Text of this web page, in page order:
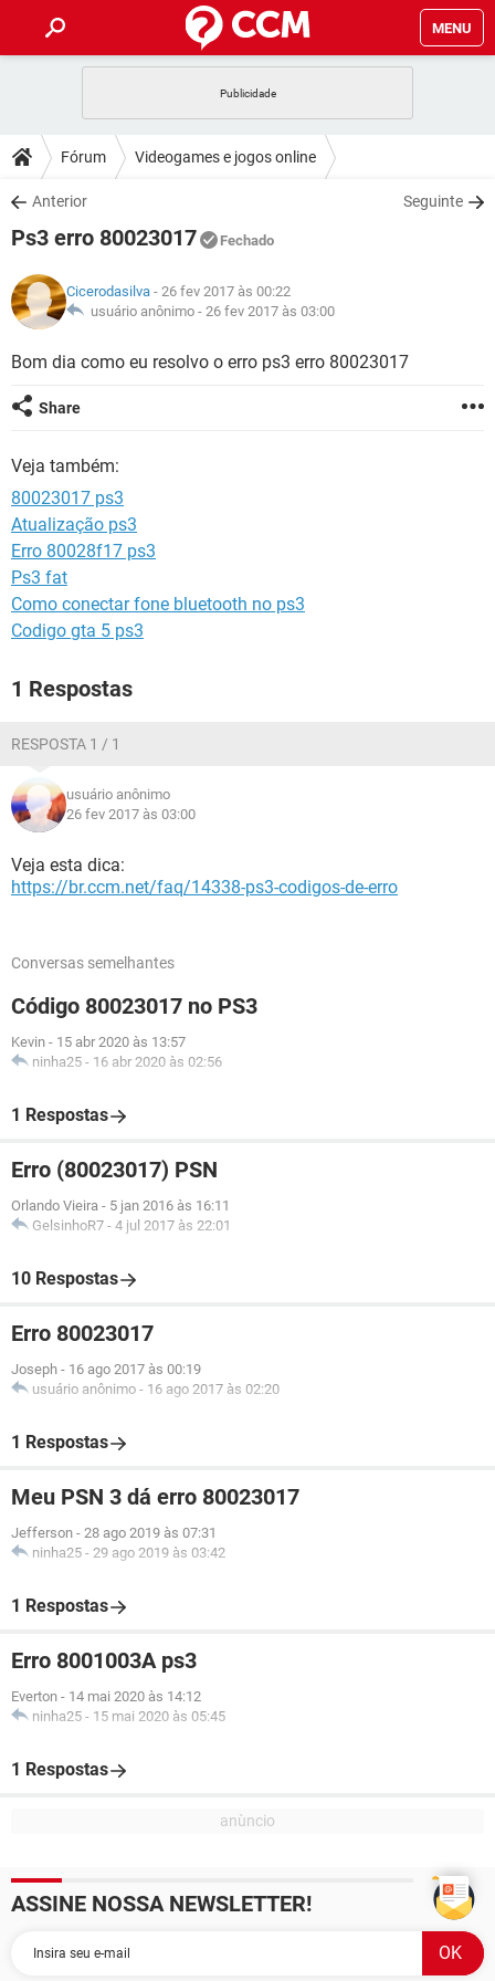
MENU
CELULAR FACEBOOK
OUTLOOK
INSTAGRAM GMAIL
GUIA DE COMPRAS
DICAS
JOGOS WHATSAPP
INSTAGRAM GMAIL
GUIA DE COMPRAS
DOWNLOADS
JOGOS WHATSAPP
CELULAR
OUTLOOK EXCEL
INSTAGRAM GMAIL
JOGOS WHATSAPP
CELULAR
OUTLOOK EXCEL
INSTAGRAM
GLOSSÁRIO
JOGOS WHATSAPP
INSTAGRAM
GUIA DE COMPRAS
Fórum Videogames e jogos online
Anterior Seguinte
Ps3 erro 80023017 Fechado
Cicerodasilva - 26 fev 2017 às 00:22
usuário anônimo - 26 fev 2017 às 03:00
Bom dia como eu resolvo o erro ps3 erro 80023017
Share
Veja também:
80023017 ps3
Atualização ps3
Erro 80028f17 ps3
Ps3 fat
Como conectar fone bluetooth no ps3
Codigo gta 5 ps3
1 Respostas
RESPOSTA 1 / 1
usuário anônimo
26 fev 2017 às 03:00
Veja esta dica:
https://br.ccm.net/faq/14338-ps3-codigos-de-erro
Conversas semelhantes
Código 80023017 no PS3
Kevin - 15 abr 2020 às 13:57
ninha25 - 16 abr 2020 às 02:56
1 Respostas
Erro (80023017) PSN
Orlando Vieira - 5 jan 2016 às 16:11
GelsinhoR7 - 4 jul 2017 às 22:01
10 Respostas
Erro 80023017
Joseph - 16 ago 2017 às 00:19
usuário anônimo - 16 ago 2017 às 02:20
1 Respostas
Meu PSN 3 dá erro 80023017
Jefferson - 28 ago 2019 às 07:31
ninha25 - 29 ago 2019 às 03:42
1 Respostas
Erro 8001003A ps3
Everton - 14 mai 2020 às 14:12
ninha25 - 15 mai 2020 às 05:45
1 Respostas
ASSINE NOSSA NEWSLETTER!